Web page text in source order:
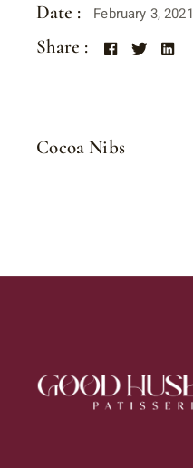
Date : February 3, 2021
Share :
Cocoa Nibs